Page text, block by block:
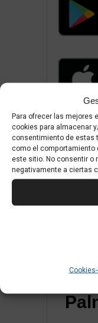
Para ofrecer las mejores
cookies para almacenar
consentimiento de estas
como el comportamiento
este sitio. No consentir o
negativamente a ciertas